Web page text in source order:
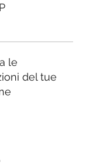
le
del tue